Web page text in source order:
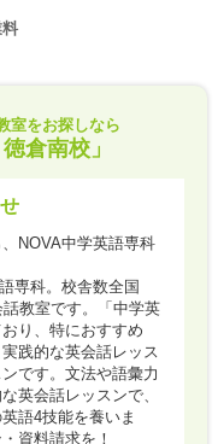
室をお探しなら
倉南校」
NOVA中学英語専科
専科。校舎数全国
教室です。「中学英
り、特におすすめ
践的な英会話レッス
です。文法や語彙力
英会話レッスンで、
語4技能を養いま
資料請求を！